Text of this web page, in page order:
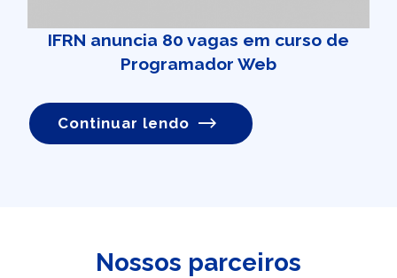
IFRN anuncia 80 vagas em curso de
Programador Web
Continuar lendo
Nossos parceiros